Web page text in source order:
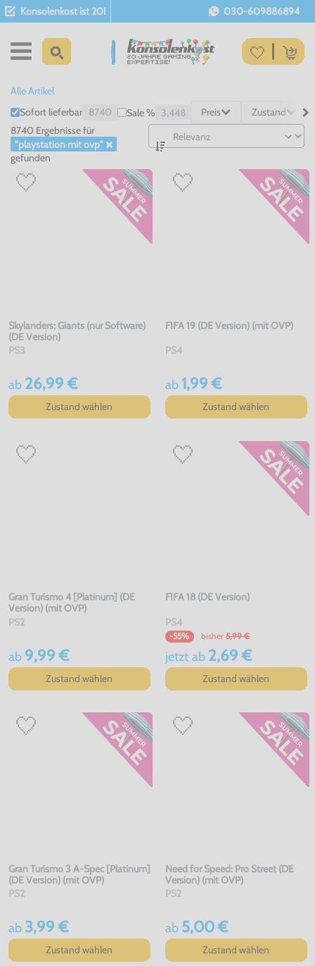
Konsolenkost ist 20! 030-609886894
Alle Artikel
Sofort lieferbar 8740 Sale % 3,448 Preis
Zustand
8740 Ergebnissefür
"playstation mit ovp"
gefunden
Skylanders: Giants (nur Software)
(DE Version)
PS3
ab 26,99 €
Zustand wählen
FIFA 19 (DE Version) (mit OVP)
PS4
ab 1,99 €
Zustand wählen
Gran Turismo 4 [Platinum] (DE
Version) (mit OVP)
PS2
ab 9,99 €
Zustand wählen
FIFA 18 (DE Version)
PS4
-55% bisher 5,99 €
jetzt ab 2,69 €
Zustand wählen
Gran Turismo 3 A-Spec [Platinum]
(DE Version) (mit OVP)
PS2
ab 3,99 €
Zustand wählen
Need for Speed: Pro Street (DE
Version) (mit OVP)
PS2
ab 5,00 €
Zustand wählen